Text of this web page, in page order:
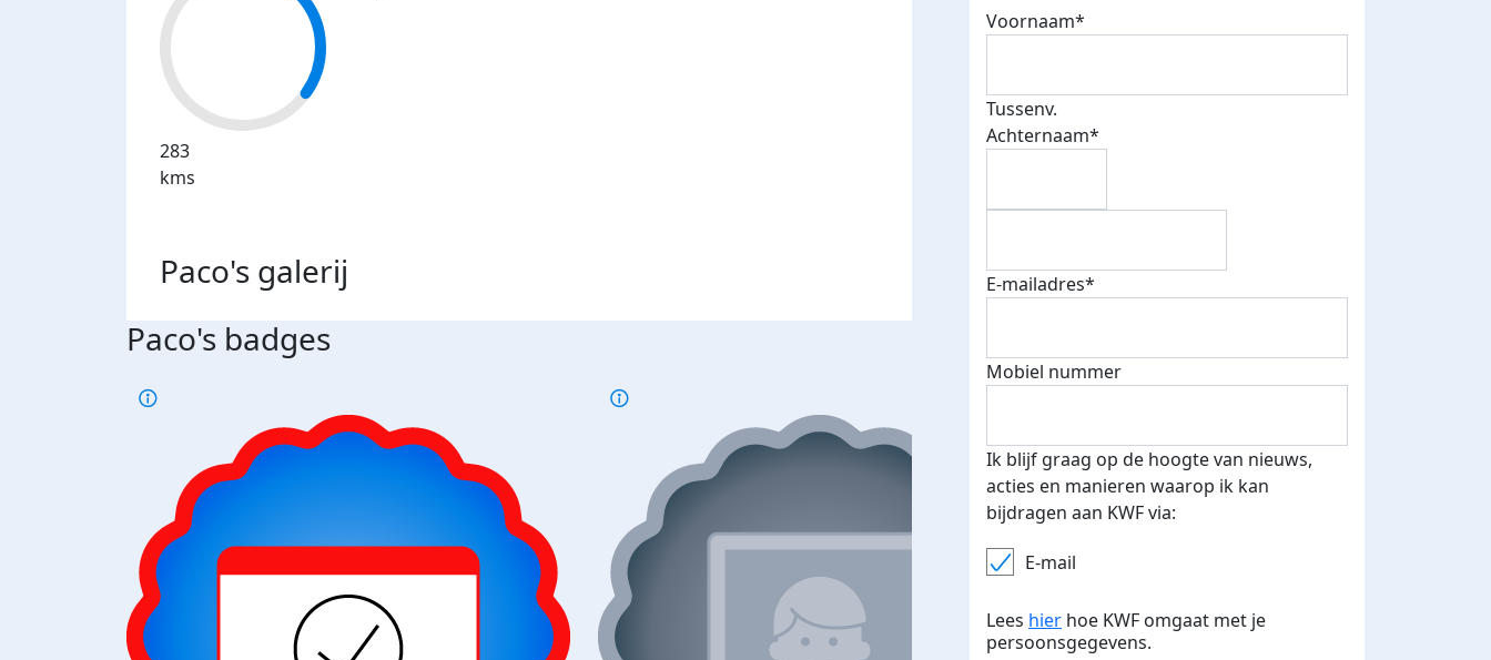
283
kms
Paco's galerij
Paco's badges
Voornaam*
Tussenv.
Achternaam*
E-mailadres*
Mobiel nummer
Ik blijf graag op de hoogte van nieuws,
acties en manieren waarop ik kan
bijdragen aan KWF via:
E-mail
Lees hier hoe KWF omgaat met je
persoonsgegevens.